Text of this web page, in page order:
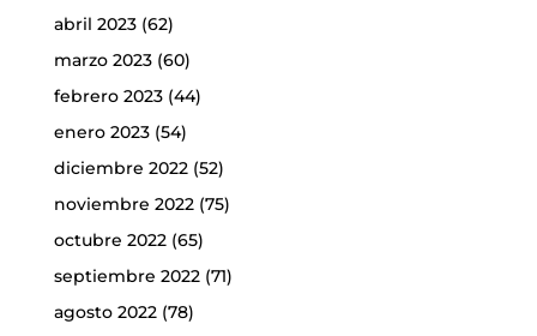
abril 2023(62)
marzo 2023(60)
febrero 2023(44)
enero 2023(54)
diciembre 2022(52)
noviembre 2022(75)
octubre 2022(65)
septiembre 2022(71)
agosto 2022(78)